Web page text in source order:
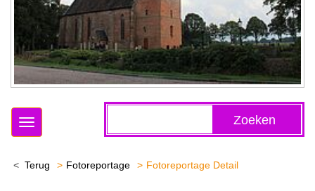
Zoeken
Toggle
Terug Fotoreportage Fotoreportage Detail